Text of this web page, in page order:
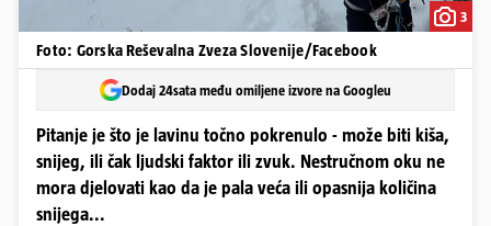
3
Foto: Gorska Reševalna Zveza Slovenije/Facebook
Dodaj 24sata među omiljene izvore na Googleu
Pitanje je što je lavinu točno pokrenulo - može biti kiša,
snijeg, ili čak ljudski faktor ili zvuk. Nestručnom oku ne
mora djelovati kao da je pala veća ili opasnija količina
snijega...